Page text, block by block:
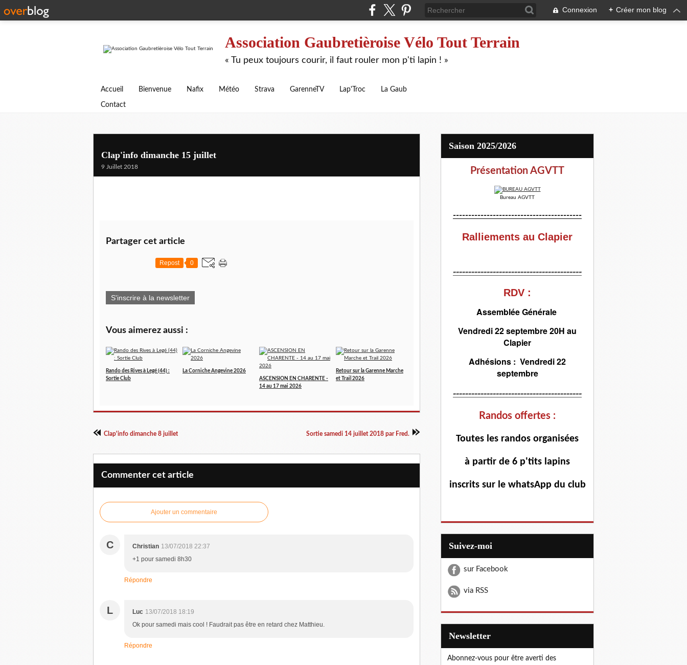
Connexion + Créer mon blog
Association Gaubretièroise Vélo Tout Terrain
« Tu peux toujours courir, il faut rouler mon p'ti lapin ! »
Accueil Bienvenue Nafix Météo Strava GarenneTV Lap'Troc La Gaub
Contact
Clap'info dimanche 15 juillet
9 Juillet 2018
Partager cet article
Repost 0
S'inscrire à la newsletter
Vous aimerez aussi :
Rando des Rives à Legé (44) :
Sortie Club
La Corniche Angevine 2026
ASCENSION EN CHARENTE -
14 au 17 mai 2026
Retour sur la Garenne Marche
et Trail 2026
Clap'info dimanche 8 juillet Sortie samedi 14 juillet 2018 par Fred.
Commenter cet article
Ajouter un commentaire
C Christian 13/07/2018 22:37
+1 pour samedi 8h30
Répondre
L Luc 13/07/2018 18:19
Ok pour samedi mais cool ! Faudrait pas être en retard chez Matthieu.
Répondre
Saison 2025/2026
Présentation AGVTT
Bureau AGVTT
------------------------------------------
Ralliements au Clapier
------------------------------------------
RDV :
Assemblée Générale
Vendredi 22 septembre 20H au
Clapier
Adhésions : Vendredi 22
septembre
------------------------------------------
Randos offertes :
Toutes les randos organisées
à partir de 6 p'tits lapins
inscrits sur le whatsApp du club
Suivez-moi
sur Facebook
via RSS
Newsletter
Abonnez-vous pour être averti des